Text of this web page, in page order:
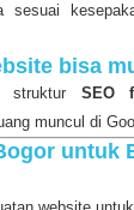
sesuai
bisa
struktur SEO
muncul di
untuk